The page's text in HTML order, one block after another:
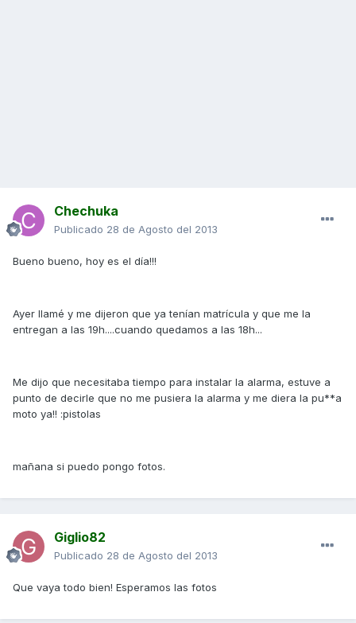
Chechuka
Publicado 28 de Agosto del 2013
Bueno bueno, hoy es el día!!!
Ayer llamé y me dijeron que ya tenían matrícula y que me la
entregan a las 19h....cuando quedamos a las 18h...
Me dijo que necesitaba tiempo para instalar la alarma, estuve a
punto de decirle que no me pusiera la alarma y me diera la pu**a
moto ya!! :pistolas
mañana si puedo pongo fotos.
Giglio82
Publicado 28 de Agosto del 2013
Que vaya todo bien! Esperamos las fotos